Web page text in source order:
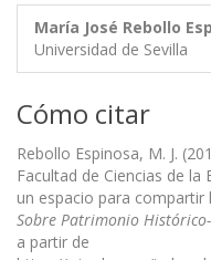
María José Rebollo
Universidad de Sevilla
Cómo citar
Rebollo Espinosa, M. J.
Facultad de Ciencias de la
un espacio para compartir
Sobre Patrimonio
a partir de